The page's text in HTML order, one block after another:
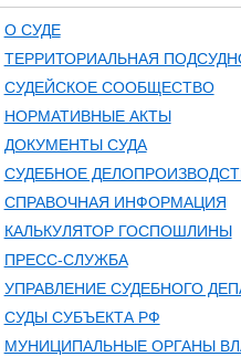
О СУДЕ
ТЕРРИТОРИАЛЬНАЯ
СУДЕЙСКОЕ СООБЩЕСТВО
НОРМАТИВНЫЕ АКТЫ
ДОКУМЕНТЫ СУДА
СУДЕБНОЕ
СПРАВОЧНАЯ ИНФОРМАЦИЯ
КАЛЬКУЛЯТОР ГОСПОШЛИНЫ
ПРЕСС-СЛУЖБА
УПРАВЛЕНИЕ СУДЕБНОГО
СУДЫ СУБЪЕКТА РФ
МУНИЦИПАЛЬНЫЕ ОРГАНЫ